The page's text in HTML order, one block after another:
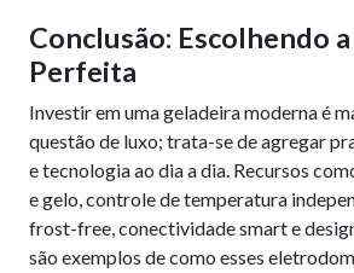
Conclusão: Escolhendo
Perfeita
Investir em uma geladeira moderna é
questão de luxo; trata-se de agregar
e tecnologia ao dia a dia. Recursos
e gelo, controle de temperatura
frost-free, conectividade smart e
são exemplos de como esses